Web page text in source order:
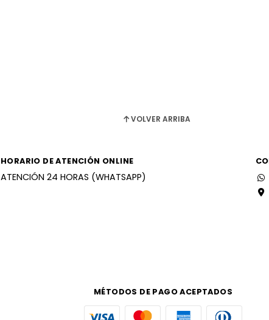
VOLVER ARRIBA
HORARIO DE ATENCIÓN ONLINE
ATENCIÓN 24 HORAS (WHATSAPP)
MÉTODOS DE PAGO ACEPTADOS